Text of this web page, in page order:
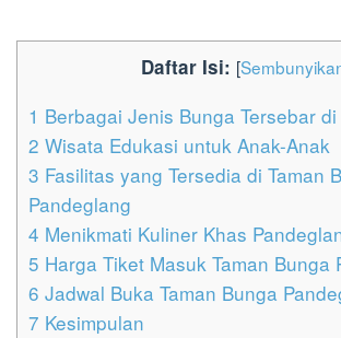
Daftar Isi: [
1 Berbagai Jenis Bunga Tersebar di
2 Wisata Edukasi untuk Anak-Anak
3 Fasilitas yang Tersedia di Taman
Pandeglang
4 Menikmati Kuliner Khas
5 Harga Tiket Masuk Taman Bunga
6 Jadwal Buka Taman Bunga
7 Kesimpulan